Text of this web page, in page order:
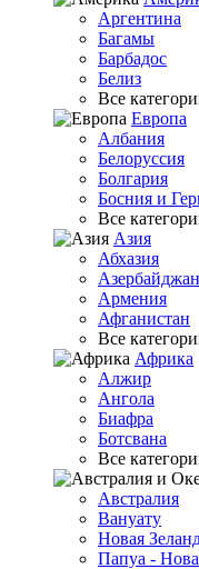
Аргентина
Багамы
Барбадос
Белиз
Все
Европа
Албания
Белоруссия
Болгария
Босния и
Все
Азия
Абхазия
Азербайджан
Армения
Афганистан
Все
Африка
Алжир
Ангола
Биафра
Ботсвана
Все
Австралия
Вануату
Новая
Папуа -